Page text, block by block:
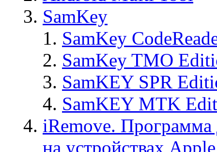
SamKey
SamKey
SamKey TMO
SamKEY SPR
SamKEY MTK
iRemove. Программа
на устройствах Apple